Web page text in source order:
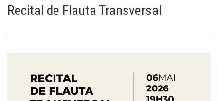
Recital de Flauta Transversal